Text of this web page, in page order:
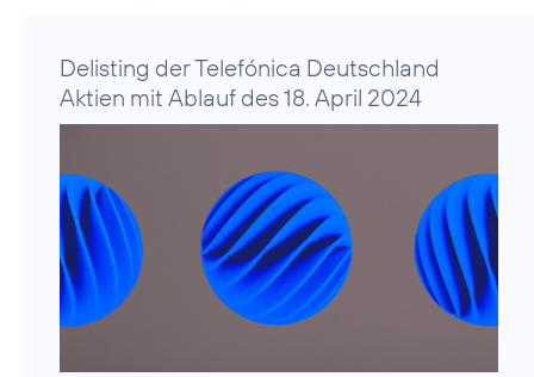
Delisting der Telefónica Deutschland
Aktien mit Ablauf des 18. April 2024